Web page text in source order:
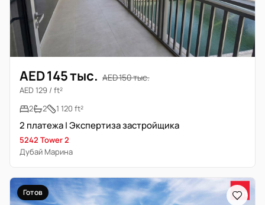
AED 145 тыс. AED 150 тыс.
AED 129 / ft²
2
2 1 120 ft²
2 платежа | Экспертиза застройщика
5242 Tower 2
Дубай Марина
Готов